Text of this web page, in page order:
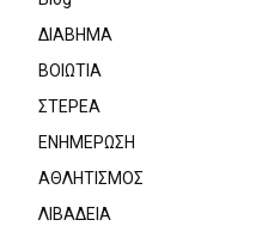
ΔΙΑΒΗΜΑ
ΒΟΙΩΤΙΑ
ΣΤΕΡΕΑ
ΕΝΗΜΕΡΩΣΗ
ΑΘΛΗΤΙΣΜΟΣ
ΛΙΒΑΔΕΙΑ